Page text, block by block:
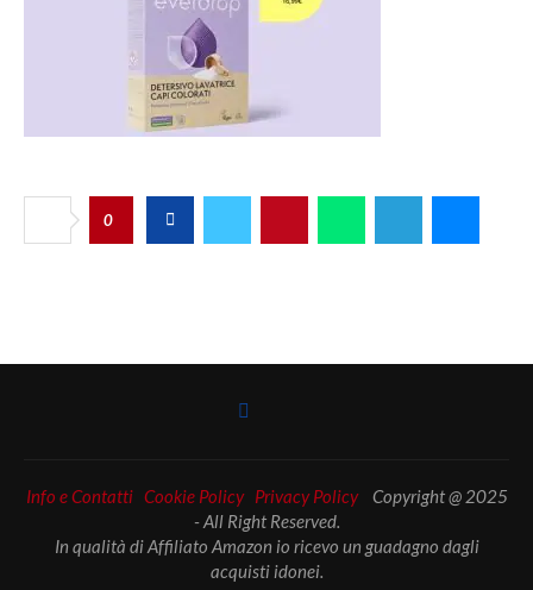
0
Info e Contatti Cookie Policy Privacy PolicyCopyright @ 2025
- All Right Reserved.
In qualità di Affiliato Amazon io ricevo un guadagno dagli
acquisti idonei.